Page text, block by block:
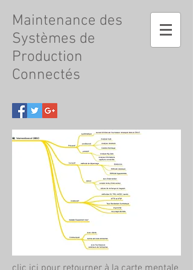
Maintenance des
Systèmes de
Production
Connectés